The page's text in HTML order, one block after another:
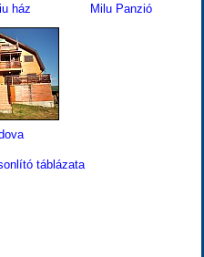
ház Milu Panzió
táblázata